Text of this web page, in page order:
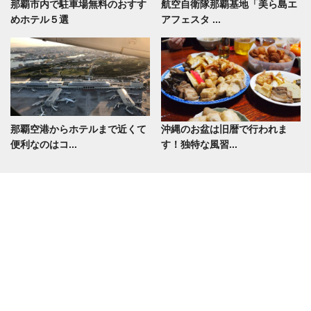
那覇市内で駐車場無料のおすす
めホテル５選
航空自衛隊那覇基地「美ら島エ
アフェスタ ...
那覇空港からホテルまで近くて
便利なのはコ...
沖縄のお盆は旧暦で行われま
す！独特な風習...